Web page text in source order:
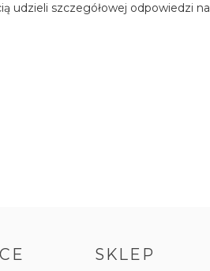
udzieli szczegółowej odpowiedzi na
SKLEP